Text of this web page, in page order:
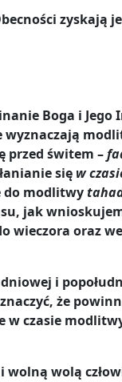
zyskają
Boga i
przed świtem –
się w
do modlitwy
jak
wieczora oraz
i
że
czasie
wolą